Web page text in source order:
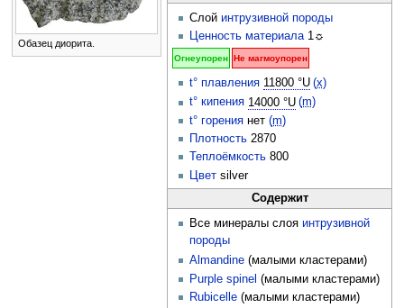
Слой интрузивной породы
Ценность материала1☼
Огнеупорен Не магмоупорен
t° плавления 11800 °U (x)
t° кипения 14000 °U (m)
t° горениянет (m)
Плотность2870
Теплоёмкость800
Цветsilver
Содержит
Все минералы слоя интрузивной
породы
Almandine(малыми кластерами)
Purple spinel (малыми кластерами)
Rubicelle(малыми кластерами)
Обазец диорита.